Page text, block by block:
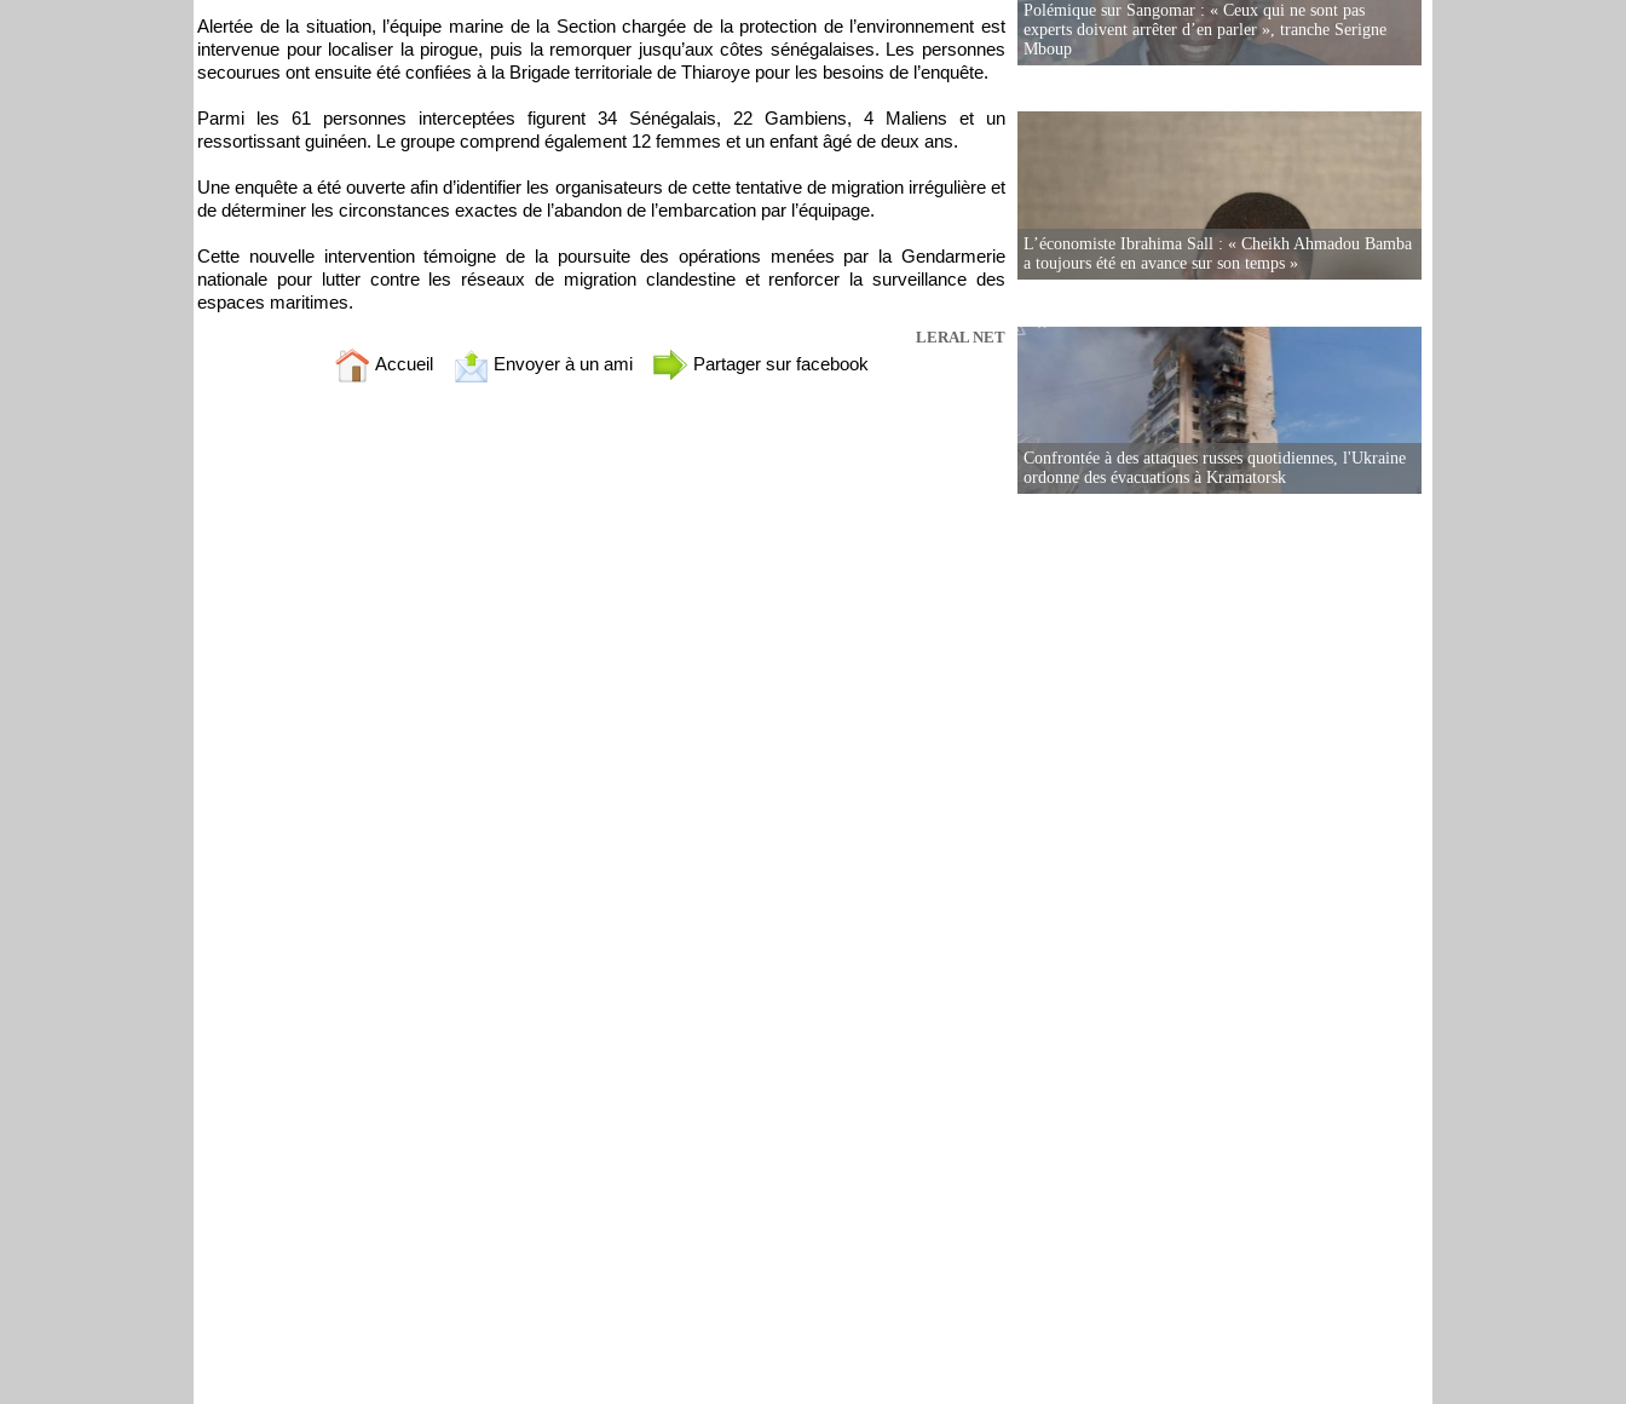
Alertée de la situation, l’équipe marine de la Section chargée de la protection de l’environnement est
intervenue pour localiser la pirogue, puis la remorquer jusqu’aux côtes sénégalaises. Les personnes
secourues ont ensuite été confiées à la Brigade territoriale de Thiaroye pour les besoins de l’enquête.
Parmi les 61 personnes interceptées figurent 34 Sénégalais, 22 Gambiens, 4 Maliens et un
ressortissant guinéen. Le groupe comprend également 12 femmes et un enfant âgé de deux ans.
Une enquête a été ouverte afin d’identifier les organisateurs de cette tentative de migration irrégulière et
de déterminer les circonstances exactes de l’abandon de l’embarcation par l’équipage.
Cette nouvelle intervention témoigne de la poursuite des opérations menées par la Gendarmerie
nationale pour lutter contre les réseaux de migration clandestine et renforcer la surveillance des
espaces maritimes.
LERAL NET
Accueil Envoyer à un ami Partager sur facebook
Polémique sur Sangomar : « Ceux qui ne sont pas
experts doivent arrêter d’en parler », tranche Serigne
Mboup
L’économiste Ibrahima Sall : « Cheikh Ahmadou Bamba
a toujours été en avance sur son temps »
Confrontée à des attaques russes quotidiennes, l'Ukraine
ordonne des évacuations à Kramatorsk